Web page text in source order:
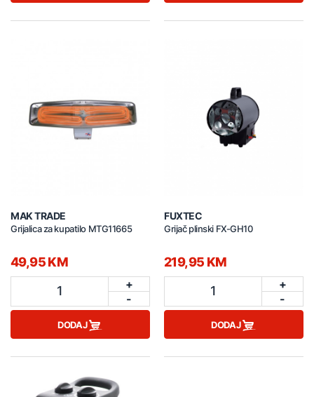
MAK TRADE
Grijalica za kupatilo MTG11665
49,95 KM
1
+
-
DODAJ
FUXTEC
Grijač plinski FX-GH10
219,95 KM
1
+
-
DODAJ